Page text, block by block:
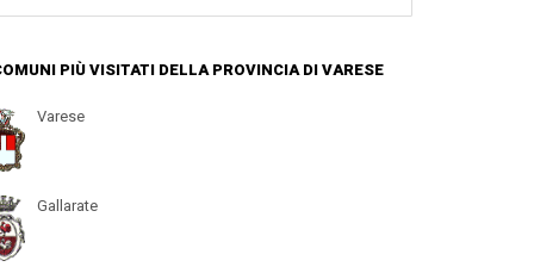
PIÙ VISITATI DELLA PROVINCIA DI VARESE
Varese
Gallarate